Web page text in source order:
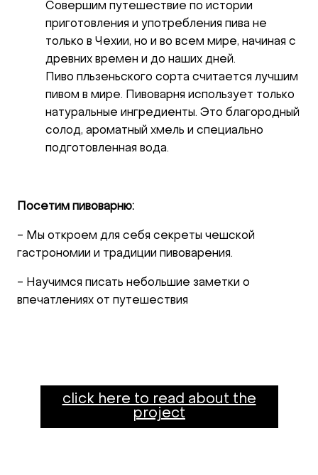
Совершим путешествие по истории
приготовления и употребления пива не
только в Чехии, но и во всем мире, начиная с
древних времен и до наших дней.
Пиво пльзеньского сорта считается лучшим
пивом в мире. Пивоварня использует только
натуральные ингредиенты. Это благородный
солод, ароматный хмель и специально
подготовленная вода.
Посетим пивоварню:
- Мы откроем для себя секреты чешской
гастрономии и традиции пивоварения.
- Научимся писать небольшие заметки о
впечатлениях от путешествия
click here to read about the
project